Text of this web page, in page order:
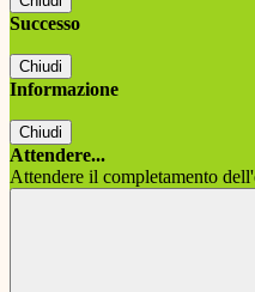
Successo
Chiudi
Informazione
Chiudi
Attendere...
Attendere il completamento